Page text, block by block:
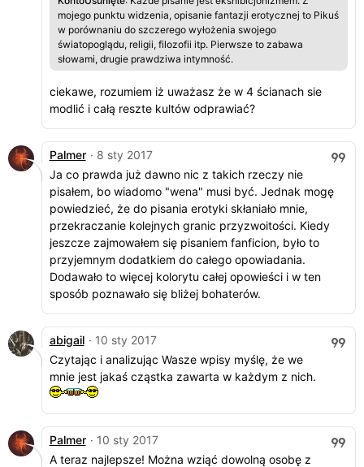
mojego punktu widzenia, opisanie fantazji erotycznej to Pikuś
w porównaniu do szczerego wyłożenia swojego
światopoglądu, religii, filozofii itp. Pierwsze to zabawa
słowami, drugie prawdziwa intymność.
ciekawe, rozumiem iż uważasz że w 4 ścianach sie
modlić i całą reszte kultów odprawiać?
Palmer · 8 sty 2017
Ja co prawda już dawno nic z takich rzeczy nie
pisałem, bo wiadomo "wena" musi być. Jednak mogę
powiedzieć, że do pisania erotyki skłaniało mnie,
przekraczanie kolejnych granic przyzwoitości. Kiedy
jeszcze zajmowałem się pisaniem fanficion, było to
przyjemnym dodatkiem do całego opowiadania.
Dodawało to więcej kolorytu całej opowieści i w ten
sposób poznawało się bliżej bohaterów.
abigail · 10 sty 2017
Czytając i analizując Wasze wpisy myślę, że we
mnie jest jakaś cząstka zawarta w każdym z nich.
Palmer · 10 sty 2017
A teraz najlepsze! Można wziąć dowolną osobę z